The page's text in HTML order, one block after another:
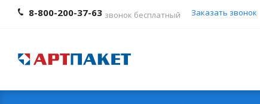
8-800-200-37-63 звонок бесплатный Заказать звонок